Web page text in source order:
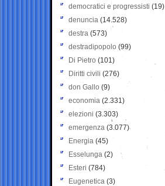
democratici e progressisti (19)
denuncia (14.528)
destra (573)
destradipopolo (99)
Di Pietro (101)
Diritti civili (276)
don Gallo (9)
economia (2.331)
elezioni (3.303)
emergenza (3.077)
Energia (45)
Esselunga (2)
Esteri (784)
Eugenetica (3)